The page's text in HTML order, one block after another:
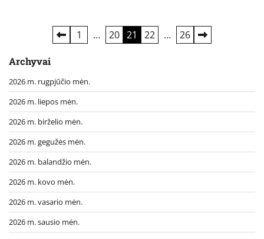
puslapiavimas
1 … 20 21 22 … 26
Archyvai
2026 m. rugpjūčio mėn.
2026 m. liepos mėn.
2026 m. birželio mėn.
2026 m. gegužės mėn.
2026 m. balandžio mėn.
2026 m. kovo mėn.
2026 m. vasario mėn.
2026 m. sausio mėn.